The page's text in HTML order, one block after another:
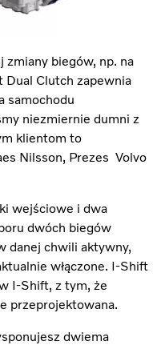
zmiany biegów, np. na
Clutch zapewnia
samochodu
niezmiernie dumni z
klientom to
Nilsson, Prezes Volvo
wejściowe i dwa
dwóch biegów
danej chwili aktywny,
włączone. I-Shift
I-Shift, z tym, że
przeprojektowana.
dwiema